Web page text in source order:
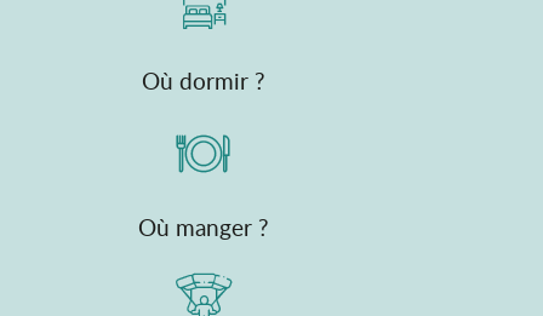
Où dormir ?
Où manger ?